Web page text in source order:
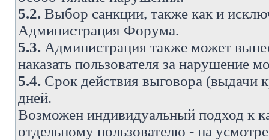
5.2. Выбор санкции, также как и
Администрация Форума.
5.3. Администрация также может
наказать пользователя за
5.4. Срок действия выговора (выдачи
дней.
Возможен индивидуальный подход к
отдельному пользователю - на